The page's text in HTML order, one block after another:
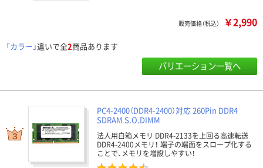
販売価格（税込） ￥2,990
「カラー」違いで全2商品あります
バリエーション一覧へ
PC4-2400（DDR4-2400）対応 260Pin DDR4
SDRAM S.O.DIMM
法人用白箱メモリ DDR4-2133を上回る高速転送
DDR4-2400メモリ！ 端子の端面をスロープ化する
ことで、メモリを増設しやすい！